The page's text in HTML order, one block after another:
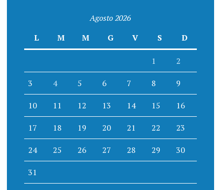
Agosto 2026
L
M M G V S D
1 2
3 4 5 6 7 8 9
10 11 12 13 14 15 16
17 18 19 20 21 22 23
24 25 26 27 28 29 30
31